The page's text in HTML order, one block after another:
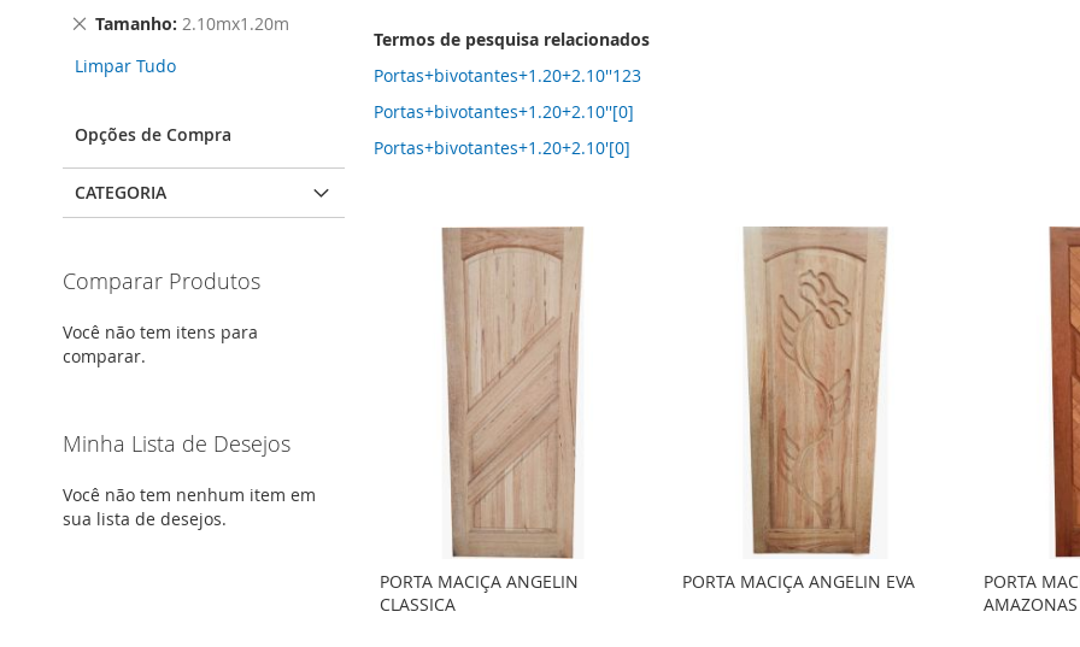
Termos de pesquisa relacionados
Portas+bivotantes+1.20+2.10''123
Portas+bivotantes+1.20+2.10''[0]
Portas+bivotantes+1.20+2.10'[0]
PORTA MACIÇA ANGELIN
CLASSICA
PORTA MACIÇA ANGELIN EVA
ADICIONAR
PORTA
AMAZONAS
Tamanho 2.10mx1.20m
Remover
Item
Limpar Tudo
Opções de Compra
CATEGORIA
Comparar Produtos
Você não tem itens para
comparar.
Minha Lista de Desejos
Você não tem nenhum item em
sua lista de desejos.